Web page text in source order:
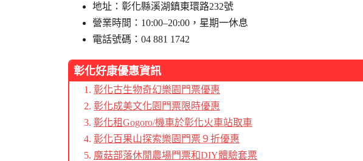
地址：彰化縣溪湖鎮東環路232號
營業時間：10:00–20:00，星期一休息
電話號碼：04 881 1742
彰化好康優惠資訊
彰化古生物奇幻樂園門票優惠
彰化成美文化園門票限時優惠
彰化租Gogoro/機車於彰化火車站取車
彰化百果山探索樂園門票９折優惠
魔菇部落休閒農場門票和DIY體驗套票